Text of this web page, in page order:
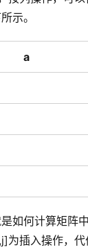
示。
a
如何计算矩阵
为插入操作，